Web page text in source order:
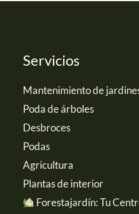
Servicios
Mantenimiento de
Poda de árboles
Desbroces
Podas
Agricultura
Plantas de interior
Forestajardín: Tu